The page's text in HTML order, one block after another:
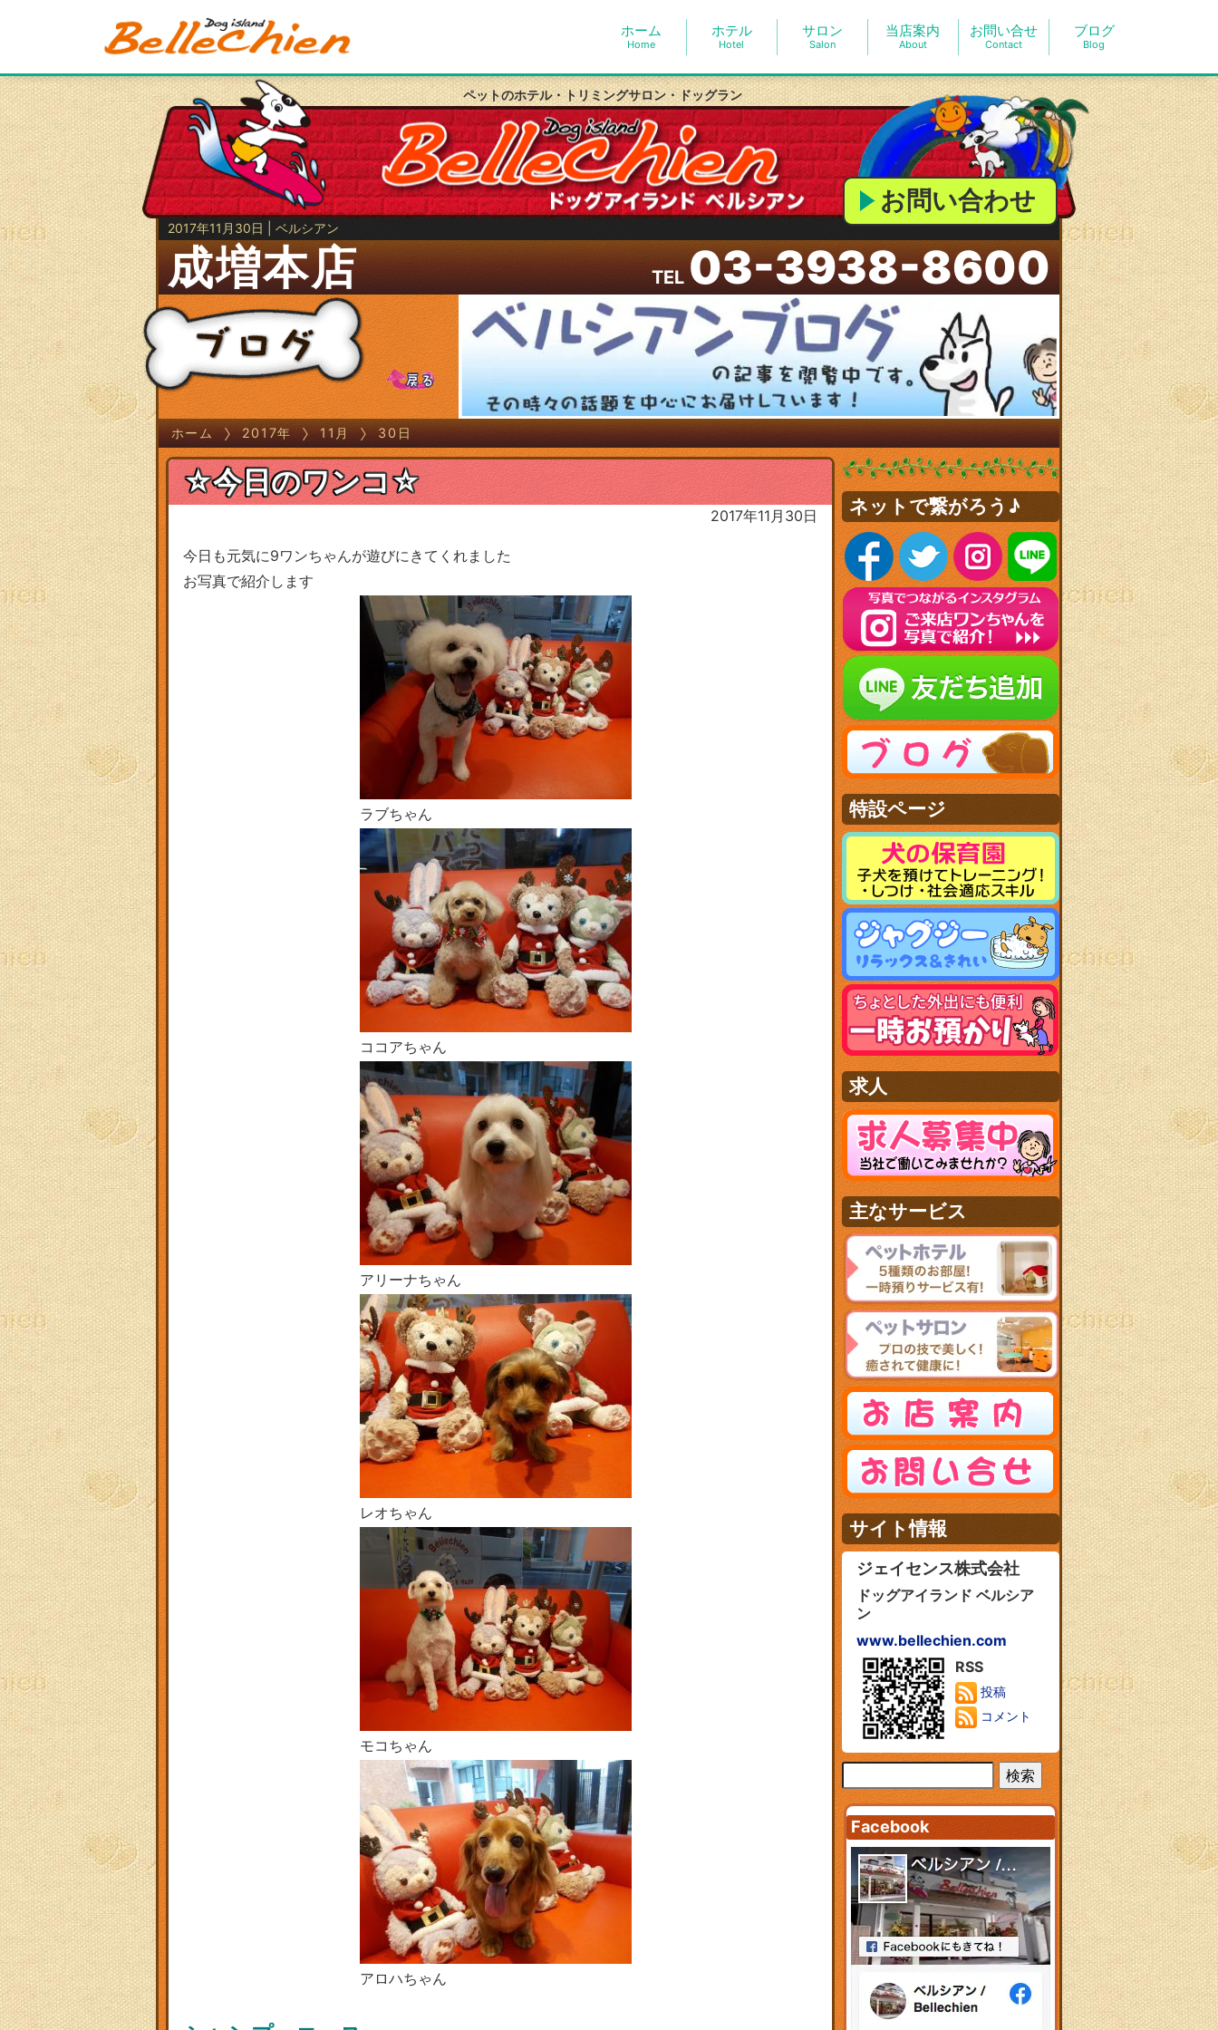
ホーム
Home
ホテル
Hotel
サロン
Salon
当店案内
About
お問い合せ
Contact
ブログ
Blog
ペットのホテル・トリミングサロン・ドッグラン
お問い合わせ
2017年11月30日 | ベルシアン
成増本店 TEL 03-3938-8600
ホーム 2017年 11月 30日
☆今日のワンコ☆
2017年11月30日
今日も元気に9ワンちゃんが遊びにきてくれました
お写真で紹介します
ラブちゃん
ココアちゃん
アリーナちゃん
レオちゃん
モコちゃん
アロハちゃん
ネットで繋がろう♪
特設ページ
求人
主なサービス
サイト情報
ジェイセンス株式会社
ドッグアイランド ベルシア
ン
www.bellechien.com
RSS
投稿
コメント
Facebook